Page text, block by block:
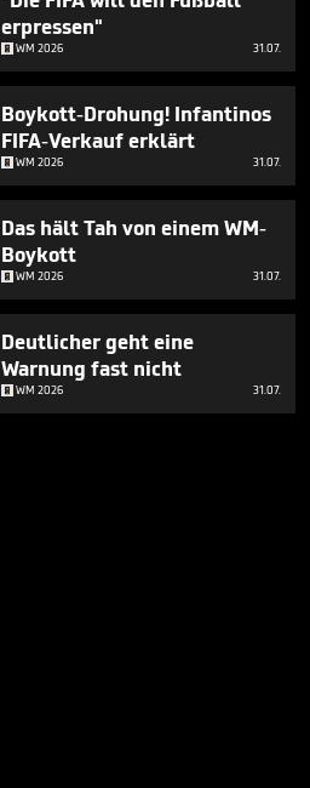
erpressen"
WM 2026 31.07.
Boykott-Drohung! Infantinos
FIFA-Verkauf erklärt
WM 2026 31.07.
Das hält Tah von einem WM-
Boykott
WM 2026 31.07.
Deutlicher geht eine
Warnung fast nicht
WM 2026 31.07.